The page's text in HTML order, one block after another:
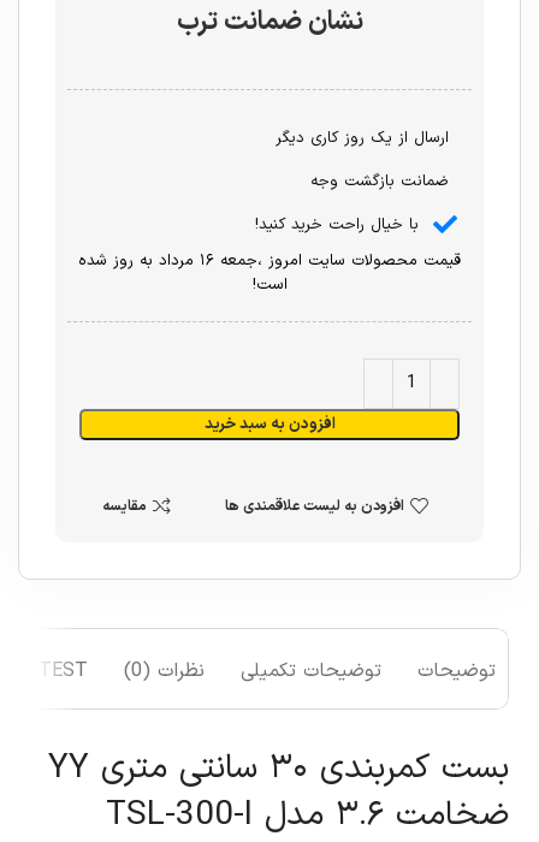
نشان ضمانت ترب
ارسال از یک روز کاری دیگر
ضمانت بازگشت وجه
با خیال راحت خرید کنید!
قیمت محصولات سایت امروز ،جمعه ۱۶ مرداد به روز شده
است!
افزودن به سبد خرید
افزودن به لیست علاقمندی ها مقایسه
توضیحات توضیحات تکمیلی نظرات (0) TEST
بست کمربندی ۳۰ سانتی متری YY
ضخامت ۳.۶ مدل TSL-300-I